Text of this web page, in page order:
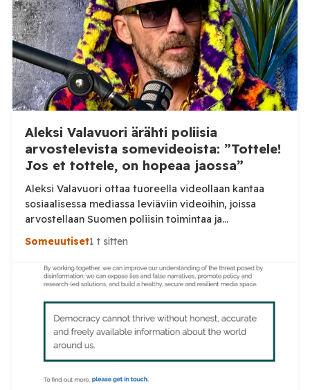
Aleksi Valavuori ärähti poliisia
arvostelevista somevideoista: ”Tottele!
Jos et tottele, on hopeaa jaossa”
Aleksi Valavuori ottaa tuoreella videollaan kantaa
sosiaalisessa mediassa leviäviin videoihin, joissa
arvostellaan Suomen poliisin toimintaa ja
voimankäyttöä. Valavuoren mukaan videot ovat usein
luottamus poliisiin rapautuu. Aleksi Valavuori nostaa
videollaan esiin ilmiön, jonka hän kertoo yleistyneen
arvostellaan. Tilaa Posi TV […]
Someuutiset1 t sitten